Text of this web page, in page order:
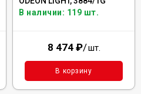
В наличии: 119 шт.
8 474 ₽/шт.
В корзину